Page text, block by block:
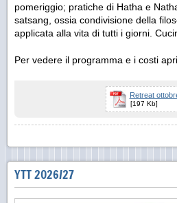
pomeriggio; pratiche di Hatha e
satsang, ossia condivisione della
applicata alla vita di tutti i giorni.
Per vedere il programma e i costi
Retreat
[197 Kb]
YTT 2026/27